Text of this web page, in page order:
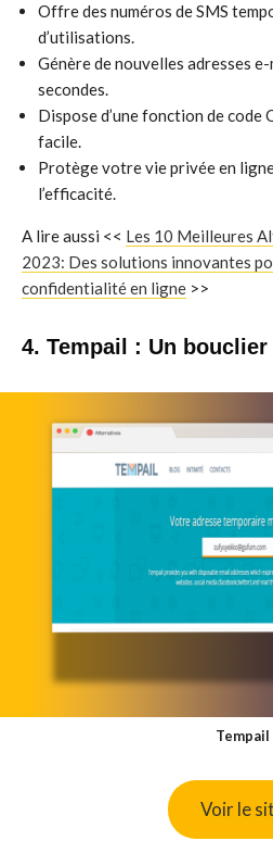
Offre des numéros de SMS
d’utilisations.
Génère de nouvelles adresses
secondes.
Dispose d’une fonction de code
facile.
Protège votre vie privée en
l’efficacité.
A lire aussi << Les 10 Meilleures
2023: Des solutions innovantes
confidentialité en ligne >>
4. Tempail : Un
Tempail
Voir le